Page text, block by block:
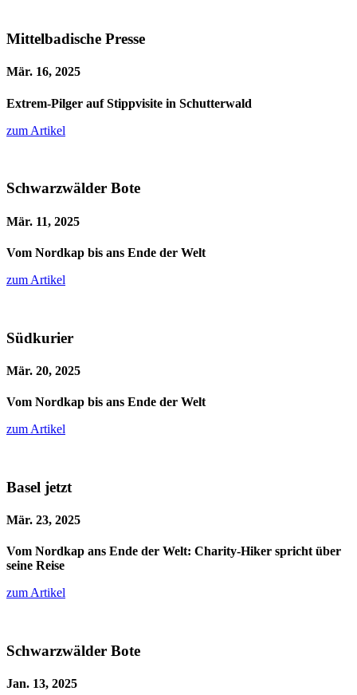
Mittelbadische Presse
Mär. 16, 2025
Extrem-Pilger auf Stippvisite in Schutterwald
zum Artikel
Schwarzwälder Bote
Mär. 11, 2025
Vom Nordkap bis ans Ende der Welt
zum Artikel
Südkurier
Mär. 20, 2025
Vom Nordkap bis ans Ende der Welt
zum Artikel
Basel jetzt
Mär. 23, 2025
Vom Nordkap ans Ende der Welt: Charity-Hiker spricht über
seine Reise
zum Artikel
Schwarzwälder Bote
Jan. 13, 2025